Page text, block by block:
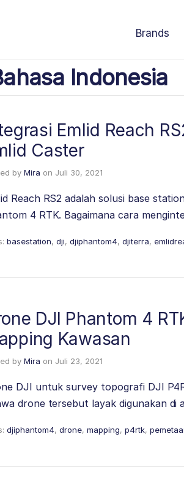
Brands
Indonesia
Emlid Reach
Caster
by Mira on Juli 30, 2021
Reach RS2 adalah solusi base
4 RTK. Bagaimana cara
basestation, dji, djiphantom4, djiterra,
DJI Phantom 4
Kawasan
by Mira on Juli 23, 2021
DJI untuk survey topografi DJI
drone tersebut layak digunakan di
djiphantom4, drone, mapping, p4rtk,